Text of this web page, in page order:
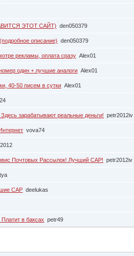
ЭТОТ САЙТ) den050379
описание) den050379
рекламы, оплата сразу Alex01
один + лучшие аналоги Alex01
40-50 писем в сутки Alex01
зарабатывают реальные деньги! petr2012iv
vova74
Почтовых Рассылок! Лучший САР! petr2012iv
САР deelukas
в баксах petr49